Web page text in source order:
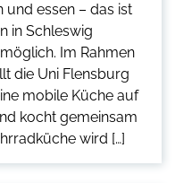
und essen – das ist
in Schleswig
Im Rahmen
die Uni Flensburg
mobile Küche auf
kocht gemeinsam
wird […]